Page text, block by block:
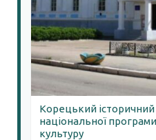
Корецький
національної
культуру